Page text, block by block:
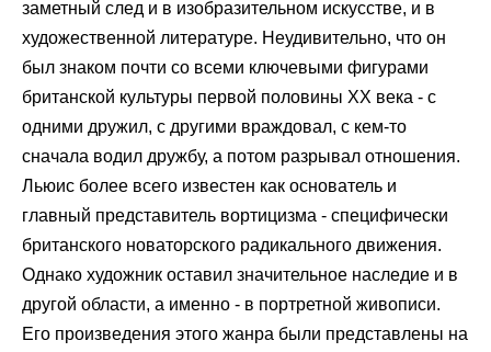
заметный след и в изобразительном искусстве, и в
художественной литературе. Неудивительно, что он
был знаком почти со всеми ключевыми фигурами
британской культуры первой половины XX века - с
одними дружил, с другими враждовал, с кем-то
сначала водил дружбу, а потом разрывал отношения.
Льюис более всего известен как основатель и
главный представитель вортицизма - специфически
британского новаторского радикального движения.
Однако художник оставил значительное наследие и в
другой области, а именно - в портретной живописи.
Его произведения этого жанра были представлены на